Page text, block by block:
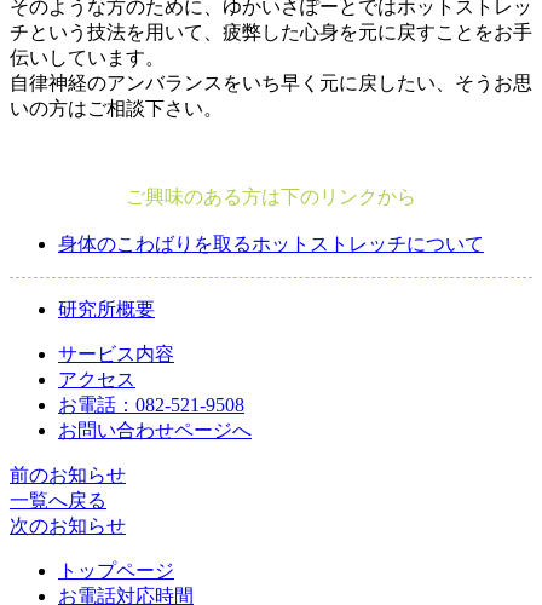
そのような方のために、ゆかいさぽーとではホットストレッ
チという技法を用いて、疲弊した心身を元に戻すことをお手
伝いしています。
自律神経のアンバランスをいち早く元に戻したい、そうお思
いの方はご相談下さい。
ご興味のある方は下のリンクから
身体のこわばりを取るホットストレッチについて
研究所概要
サービス内容
アクセス
お電話：082-521-9508
お問い合わせページへ
前のお知らせ
一覧へ戻る
次のお知らせ
トップページ
お電話対応時間